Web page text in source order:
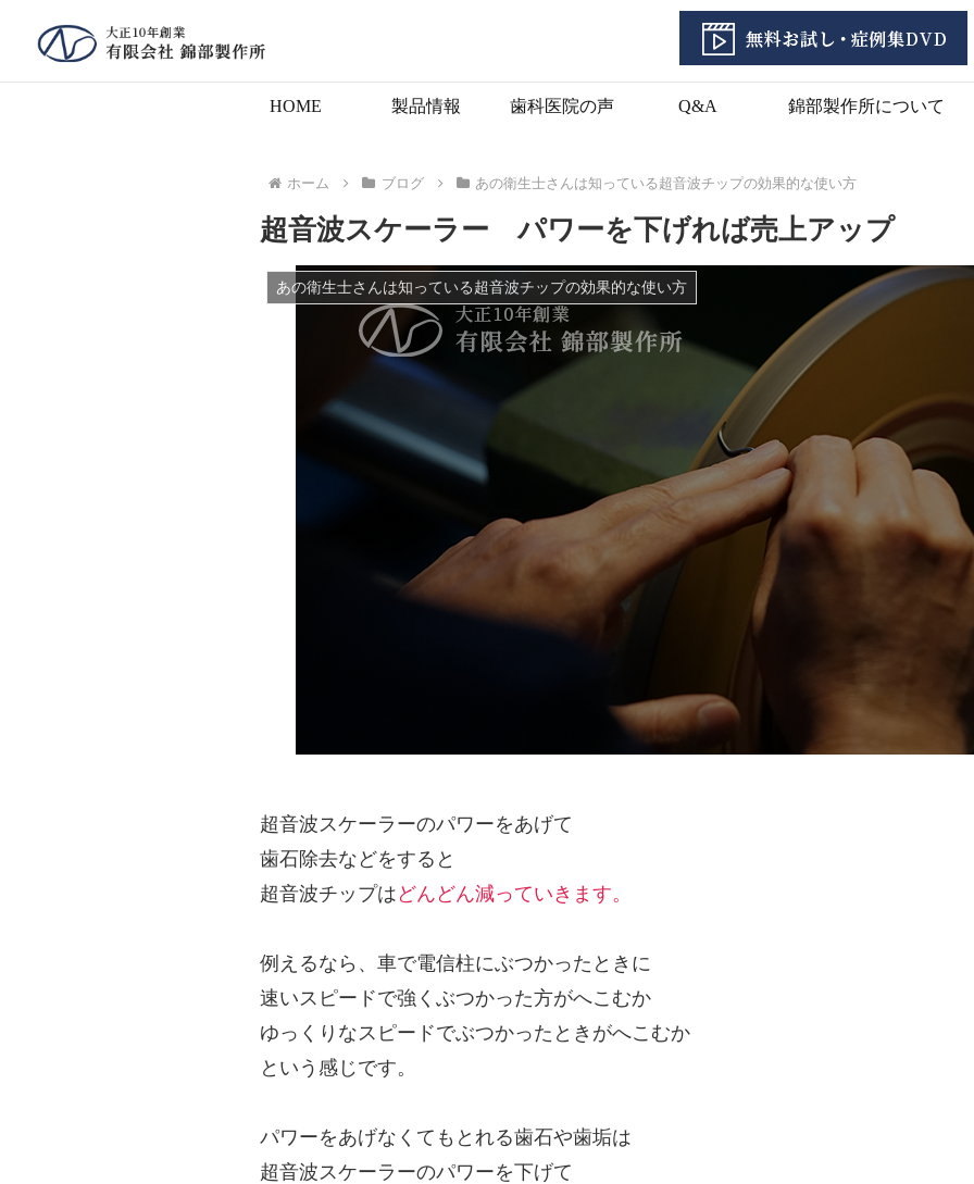
HOME 製品情報 歯科医院の声 Q&A 錦部製作所について
ホーム ブログ あの衛生士さんは知っている超音波チップの効果的な使い方
超音波スケーラー パワーを下げれば売上アップ
あの衛生士さんは知っている超音波チップの効果的な使い方
超音波スケーラーのパワーをあげて
歯石除去などをすると
超音波チップは どんどん減っていきます。
例えるなら、車で電信柱にぶつかったときに
速いスピードで強くぶつかった方がへこむか
ゆっくりなスピードでぶつかったときがへこむか
という感じです。
パワーをあげなくてもとれる歯石や歯垢は
超音波スケーラーのパワーを下げて